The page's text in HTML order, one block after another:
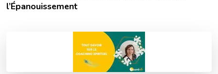
l’Épanouissement